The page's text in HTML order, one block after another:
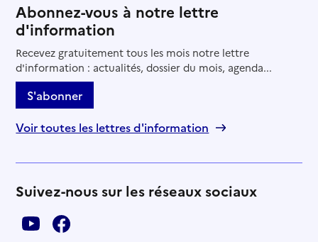
Abonnez-vous à notre lettre
d'information
Recevez gratuitement tous les mois notre lettre
d'information : actualités, dossier du mois, agenda...
S'abonner
Voir toutes les lettres d'information
Suivez-nous sur les réseaux sociaux